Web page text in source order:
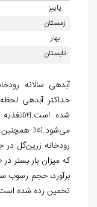
پاییز
زمستان
بهار
تابستان
شده است.[14]
می‌شود.[15]
رودخانه زرين‌گل
تخمین زده شده